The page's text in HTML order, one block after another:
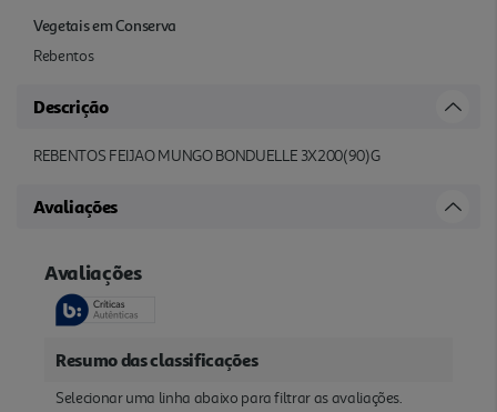
Vegetais em Conserva
Rebentos
Descrição
REBENTOS FEIJAO MUNGO BONDUELLE 3X200(90)G
Avaliações